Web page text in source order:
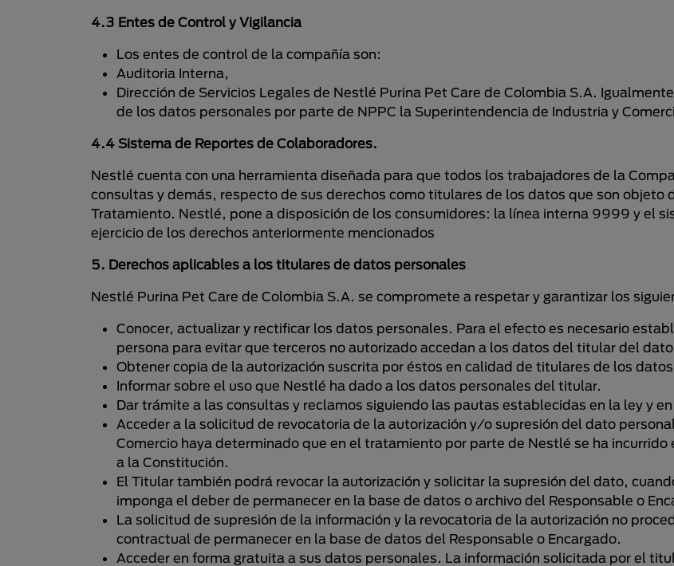
4.3 Entes de Control y Vigilancia
Los entes de control de la compañía son:
Auditoria Interna,
Dirección de Servicios Legales de Nestlé Purina Pet Care de Colombia S.A.
de los datos personales por parte de NPPC la Superintendencia de Industria y
4.4 Sistema de Reportes de Colaboradores.
Nestlé cuenta con una herramienta diseñada para que todos los trabajadores de la
consultas y demás, respecto de sus derechos como titulares de los datos que son
Tratamiento. Nestlé, pone a disposición de los consumidores: la línea interna 9999 y el
ejercicio de los derechos anteriormente mencionados
5. Derechos aplicables a los titulares de datos personales
Nestlé Purina Pet Care de Colombia S.A. se compromete a respetar y garantizar los
Conocer, actualizar y rectificar los datos personales. Para el efecto es necesario
persona para evitar que terceros no autorizado accedan a los datos del titular del
Obtener copia de la autorización suscrita por éstos en calidad de titulares de los
Informar sobre el uso que Nestlé ha dado a los datos personales del titular.
Dar trámite a las consultas y reclamos siguiendo las pautas establecidas en la ley y
Acceder a la solicitud de revocatoria de la autorización y/o supresión del dato
Comercio haya determinado que en el tratamiento por parte de Nestlé se ha
a la Constitución.
El Titular también podrá revocar la autorización y solicitar la supresión del dato,
imponga el deber de permanecer en la base de datos o archivo del Responsable o
La solicitud de supresión de la información y la revocatoria de la autorización no
contractual de permanecer en la base de datos del Responsable o Encargado.
Acceder en forma gratuita a sus datos personales. La información solicitada por el